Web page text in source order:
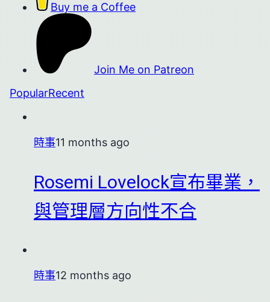
Buy me a Coffee
Join Me on Patreon
PopularRecent
時事11 months ago
Rosemi Lovelock宣布畢業，
與管理層方向性不合
時事12 months ago